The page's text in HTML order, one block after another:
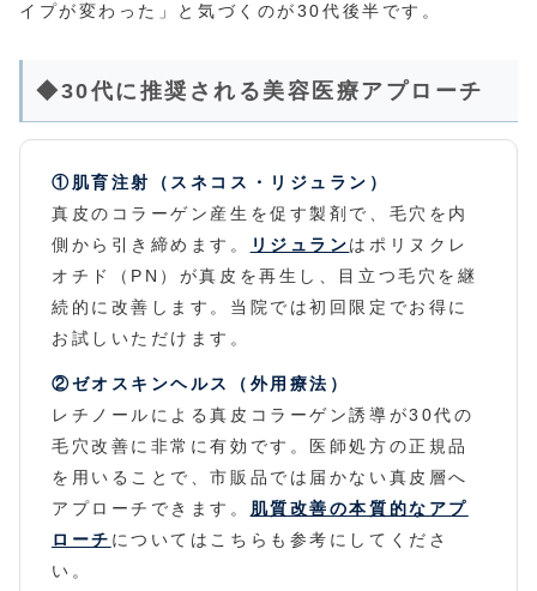
イプが変わった」と気づくのが30代後半です。
◆30代に推奨される美容医療アプローチ
①肌育注射（スネコス・リジュラン）
真皮のコラーゲン産生を促す製剤で、毛穴を内
側から引き締めます。
リジュランはポリヌクレ
オチド（PN）が真皮を再生し、目立つ毛穴を継
続的に改善します。当院では初回限定でお得に
お試しいただけます。
②ゼオスキンヘルス（外用療法）
レチノールによる真皮コラーゲン誘導が30代の
毛穴改善に非常に有効です。医師処方の正規品
を用いることで、市販品では届かない真皮層へ
アプローチできます。 肌質改善の本質的なアプ
ローチ についてはこちらも参考にしてくださ
い。